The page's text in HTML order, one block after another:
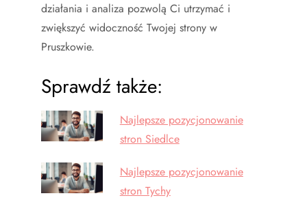
działania i analiza pozwolą Ci utrzymać i
zwiększyć widoczność Twojej strony w
Pruszkowie.
Sprawdź także:
Najlepsze pozycjonowanie
stron Siedlce
Najlepsze pozycjonowanie
stron Tychy